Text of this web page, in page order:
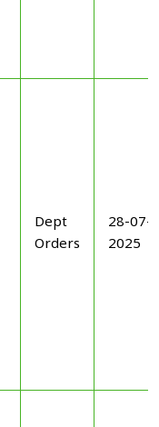
Dept
Orders
28-07-
2025